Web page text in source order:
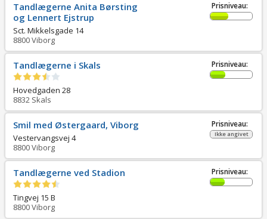
Tandlægerne Anita Børsting
og Lennert Ejstrup
Sct. Mikkelsgade 14
8800Viborg
Prisniveau:
Tandlægerne i Skals
Hovedgaden 28
8832 Skals
Prisniveau:
Smil med Østergaard, Viborg
Vestervangsvej 4
8800Viborg
Prisniveau:
Ikke angivet
Tandlægerne ved Stadion
Tingvej 15 B
8800Viborg
Prisniveau: